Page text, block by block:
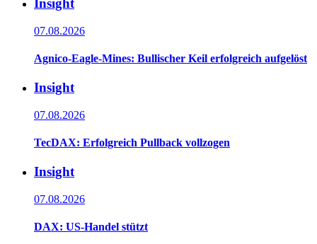
Insight
07.08.2026
Agnico-Eagle-Mines: Bullischer Keil erfolgreich aufgelöst
Insight
07.08.2026
TecDAX: Erfolgreich Pullback vollzogen
Insight
07.08.2026
DAX: US-Handel stützt